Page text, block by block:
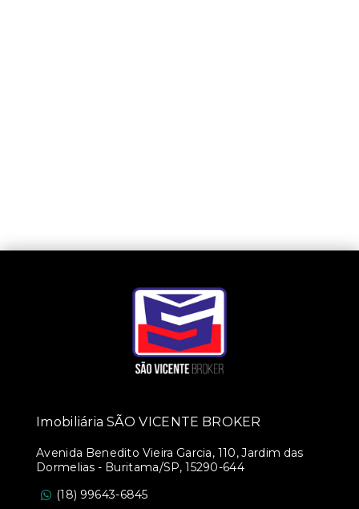
Imobiliária SÃO VICENTE BROKER
Avenida Benedito Vieira Garcia, 110, Jardim das
Dormelias - Buritama/SP, 15290-644
(18) 99643-6845